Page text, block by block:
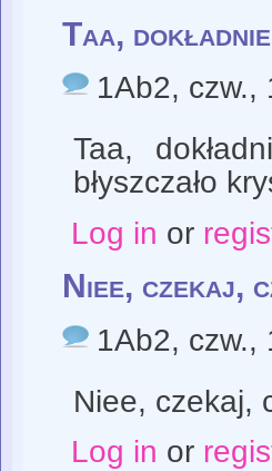
Taa,
1Ab2, czw.,
Taa,
błyszczało
Log in or
Niee, czekaj,
1Ab2, czw.,
Niee, czekaj,
Log in or